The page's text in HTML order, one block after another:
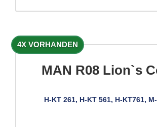
4X VORHANDEN
MAN R08 Lion`s
H-KT 261, H-KT 561, H-KT761,